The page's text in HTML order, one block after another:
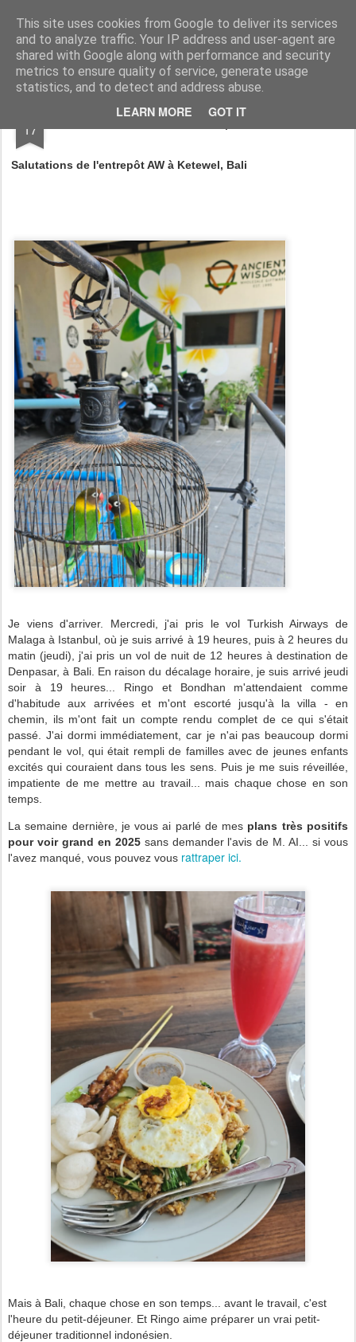
This site uses cookies from Google to deliver its services
and to analyze traffic. Your IP address and user-agent are
shared with Google along with performance and security
metrics to ensure quality of service, generate usage
statistics, and to detect and address abuse.
LEARN MORE GOT IT
AWGifts France
Home
17 Retour à Bali / Coups de cœur
Salutations de l'entrepôt AW à Ketewel, Bali
Je viens d'arriver. Mercredi, j'ai pris le vol Turkish Airways de
Malaga à Istanbul, où je suis arrivé à 19 heures, puis à 2 heures du
matin (jeudi), j'ai pris un vol de nuit de 12 heures à destination de
Denpasar, à Bali. En raison du décalage horaire, je suis arrivé jeudi
soir à 19 heures... Ringo et Bondhan m'attendaient comme
d'habitude aux arrivées et m'ont escorté jusqu'à la villa - en
chemin, ils m'ont fait un compte rendu complet de ce qui s'était
passé. J'ai dormi immédiatement, car je n'ai pas beaucoup dormi
pendant le vol, qui était rempli de familles avec de jeunes enfants
excités qui couraient dans tous les sens. Puis je me suis réveillée,
impatiente de me mettre au travail... mais chaque chose en son
temps.
La semaine dernière, je vous ai parlé de mes plans très positifs
pour voir grand en 2025sans demander l'avis de M. AI... si vous
l'avez manqué, vous pouvez vous rattraper ici.
Mais à Bali, chaque chose en son temps... avant le travail, c'est
l'heure du petit-déjeuner. Et Ringo aime préparer un vrai petit-
déjeuner traditionnel indonésien.